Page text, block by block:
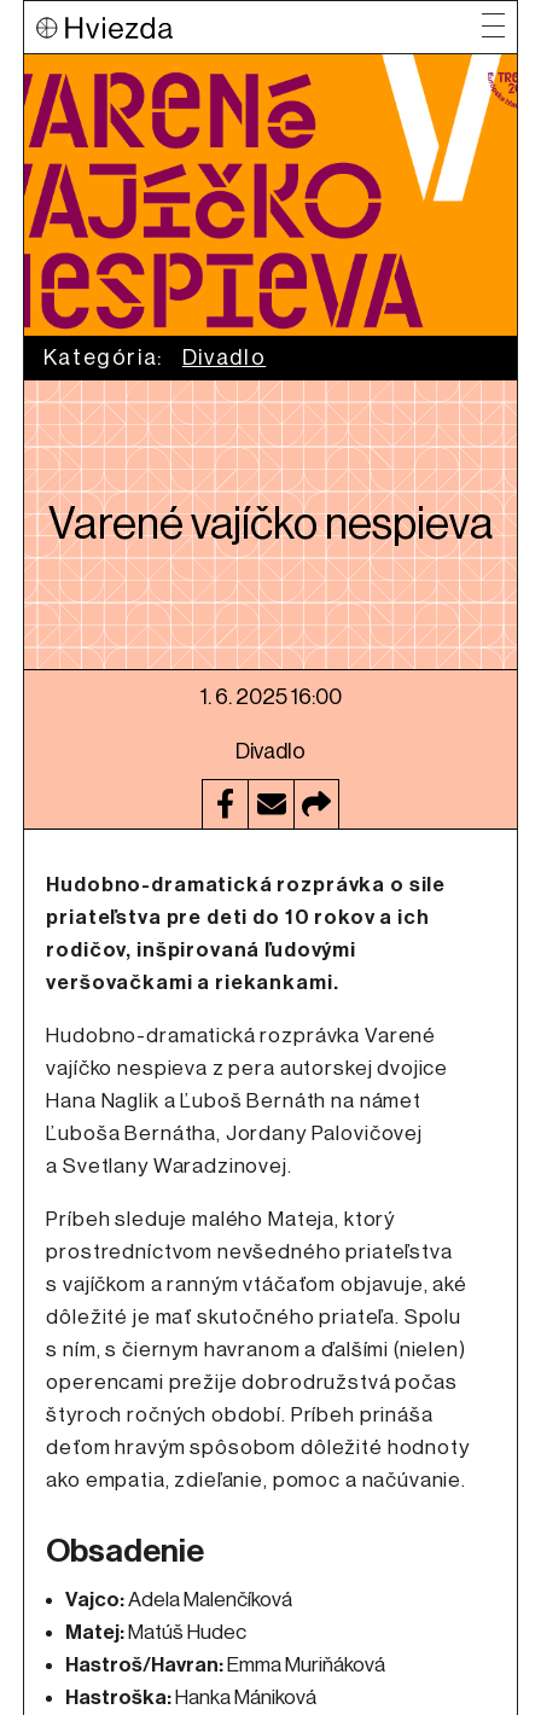
Kategória: Divadlo
Varené vajíčko nespieva
1. 6. 2025 16:00
Divadlo
Hudobno-dramatická rozprávka o sile
priateľstva pre deti do 10 rokov a ich
rodičov, inšpirovaná ľudovými
veršovačkami a riekankami.
Hudobno-dramatická rozprávka Varené
vajíčko nespieva z pera autorskej dvojice
Hana Naglik a Ľuboš Bernáth na námet
Ľuboša Bernátha, Jordany Palovičovej
a Svetlany Waradzinovej.
Príbeh sleduje malého Mateja, ktorý
prostredníctvom nevšedného priateľstva
s vajíčkom a ranným vtáčaťom objavuje, aké
dôležité je mať skutočného priateľa. Spolu
s ním, s čiernym havranom a ďalšími (nielen)
operencami prežije dobrodružstvá počas
štyroch ročných období. Príbeh prináša
deťom hravým spôsobom dôležité hodnoty
ako empatia, zdieľanie, pomoc a načúvanie.
Obsadenie
Vajco:Adela Malenčíková
Matej: Matúš Hudec
Hastroš/Havran: Emma Muriňáková
Hastroška: Hanka Mániková